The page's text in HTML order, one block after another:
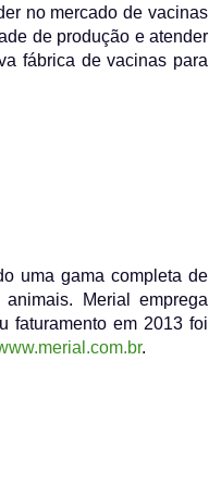
no mercado de vacinas
de produção e atender
fábrica de vacinas para
uma gama completa de
Merial emprega
faturamento em 2013 foi
.